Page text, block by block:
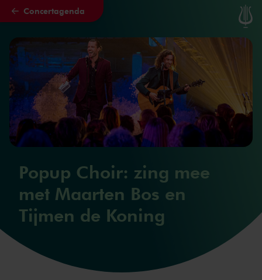
Naar hoofdcontent
Concertagenda
Popup Choir: zing mee
met Maarten Bos en
Tijmen de Koning